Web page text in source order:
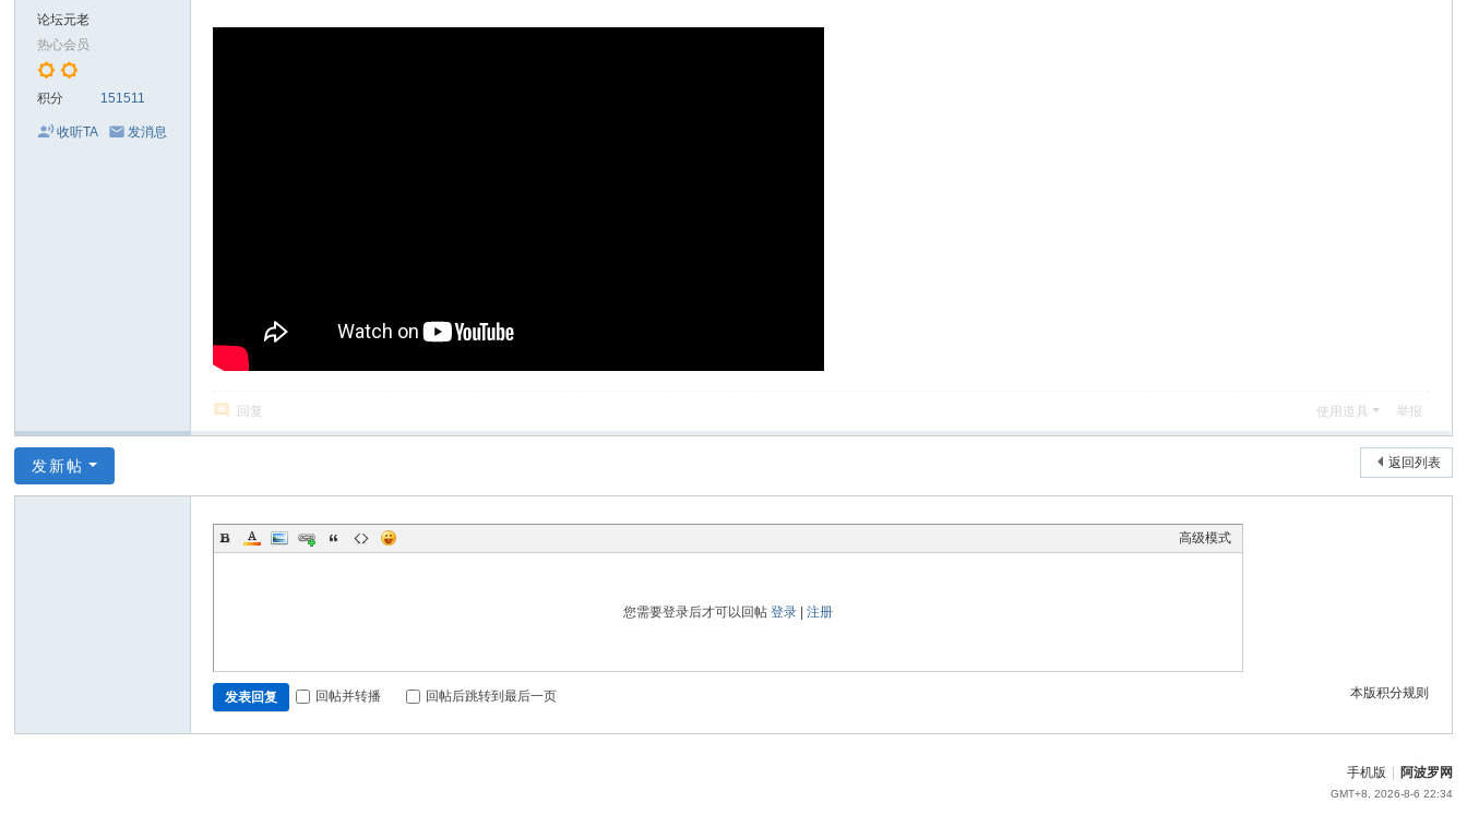
论坛元老
热心会员
积分 151511
收听TA 发消息
回复 使用道具 举报
返回列表
发新帖
高级模式
您需要登录后才可以回帖登录 |注册
本版积分规则
发表回复 回帖并转播 回帖后跳转到最后一页
手机版 阿波罗网
GMT+8, 2026-8-6 22:34